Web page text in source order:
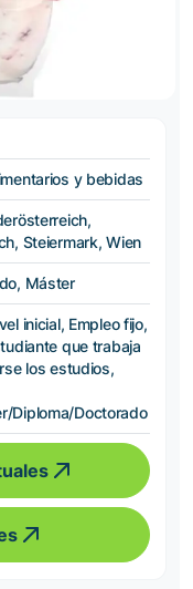
y bebidas
Steiermark, Wien
Máster
inicial, Empleo fijo,
que trabaja
los estudios,
Diploma/Doctorado